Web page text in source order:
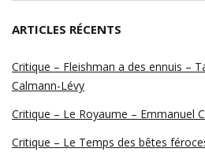
ARTICLES RÉCENTS
Critique – Fleishman a des ennuis –
Calmann-Lévy
Critique – Le Royaume – Emmanuel
Critique – Le Temps des bêtes